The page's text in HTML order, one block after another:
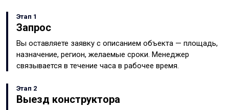
Этап 1
Запрос
Вы оставляете заявку с описанием объекта — площадь,
назначение, регион, желаемые сроки. Менеджер
связывается в течение часа в рабочее время.
Этап 2
Выезд конструктора